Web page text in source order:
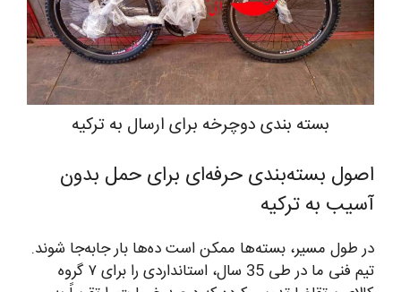
بسته بندی دوچرخه برای ارسال به ترکیه
اصول بسته‌بندی حرفه‌ای برای حمل بدون
آسیب به ترکیه
در طول مسیر، بسته‌ها ممکن است ده‌ها بار جابه‌جا شوند.
تیم فنی ما در طی 35 سال، استانداردی را برای ۷ گروه